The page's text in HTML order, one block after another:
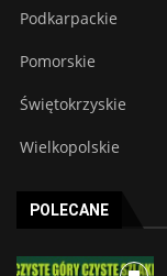
Podkarpackie
Pomorskie
Świętokrzyskie
Wielkopolskie
POLECANE